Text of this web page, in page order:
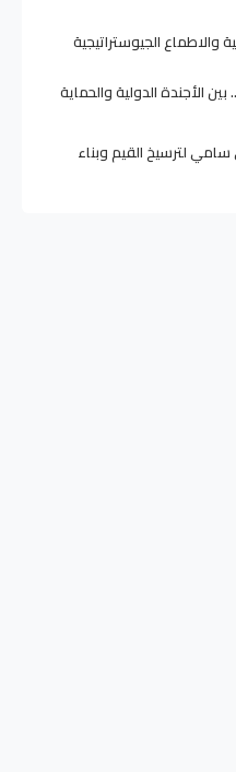
والاطماع الجيوستراتيجية
الأجندة الدولية والحماية
لترسيخ القيم وبناء